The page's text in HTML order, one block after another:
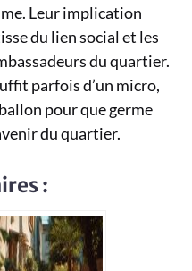
Leur implication
du lien social et les
du quartier.
parfois d’un micro,
pour que germe
du quartier.
: